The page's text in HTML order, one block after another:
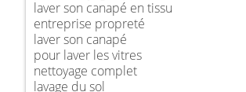
laver son canapé en tissu
entreprise propreté
laver son canapé
pour laver les vitres
nettoyage complet
lavage du sol